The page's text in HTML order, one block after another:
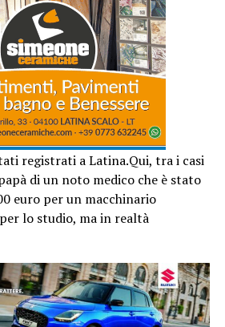
registrati a Latina.Qui, tra i casi
di un noto medico che è stato
euro per un macchinario
lo studio, ma in realtà